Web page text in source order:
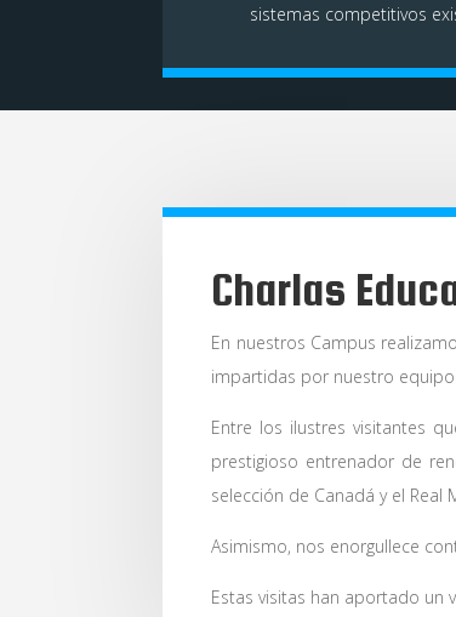
sistemas competitivos
Charlas
En nuestros Campus
impartidas por nuestro
Entre los ilustres visitantes
prestigioso entrenador de
selección de Canadá y el Real
Asimismo, nos enorgullece
Estas visitas han aportado un